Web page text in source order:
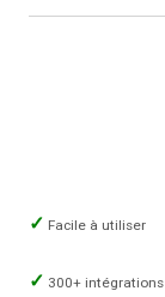
Facile à utiliser
300+ intégrations